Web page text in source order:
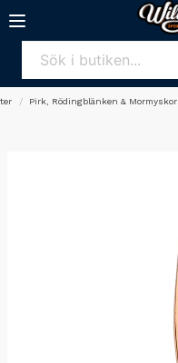
Pirk, Rödingblänken & Mormyskor